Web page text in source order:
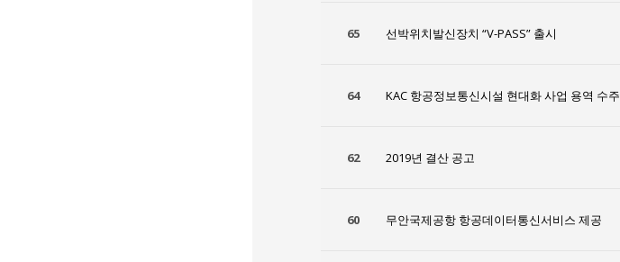
65 선박위치발신장치 “V-PASS” 출시
64 KAC 항공정보통신시설 현대화 사업 용역 수주
62 2019년 결산 공고
60 무안국제공항 항공데이터통신서비스 제공